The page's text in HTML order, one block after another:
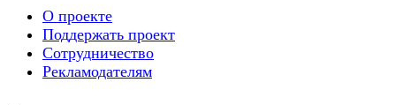
О проекте
Поддержать проект
Сотрудничество
Рекламодателям